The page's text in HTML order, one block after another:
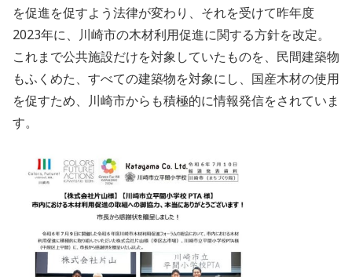
を促進を促すよう法律が変わり、それを受けて昨年度
2023年に、川崎市の木材利用促進に関する方針を改定。
これまで公共施設だけを対象していたものを、民間建築物
もふくめた、すべての建築物を対象にし、国産木材の使用
を促すため、川崎市からも積極的に情報発信をされていま
す。